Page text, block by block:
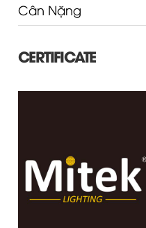
Cân Nặng
CERTIFICATE